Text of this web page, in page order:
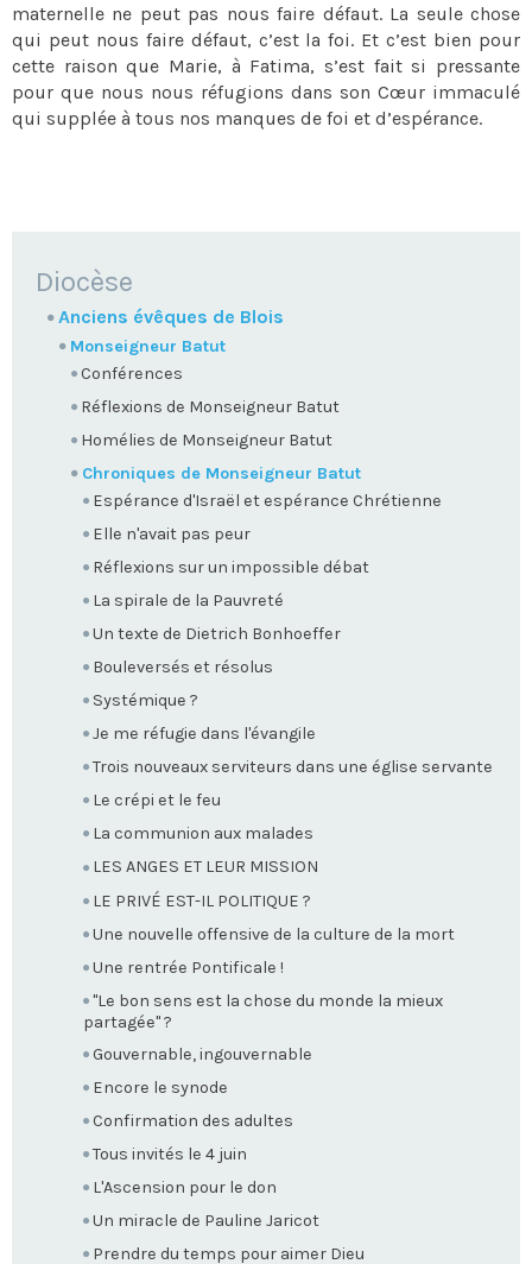
maternelle ne peut pas nous faire défaut. La seule chose
qui peut nous faire défaut, c’est la foi. Et c’est bien pour
cette raison que Marie, à Fatima, s’est fait si pressante
pour que nous nous réfugions dans son Cœur immaculé
qui supplée à tous nos manques de foi et d’espérance.
NAVIGATION
Diocèse
Anciens évêques de Blois
Monseigneur Batut
Conférences
Réflexions de Monseigneur Batut
Homélies de Monseigneur Batut
Chroniques de Monseigneur Batut
Espérance d'Israël et espérance Chrétienne
Elle n'avait pas peur
Réflexions sur un impossible débat
La spirale de la Pauvreté
Un texte de Dietrich Bonhoeffer
Bouleversés et résolus
Systémique ?
Je me réfugie dans l'évangile
Trois nouveaux serviteurs dans une église servante
Le crépi et le feu
La communion aux malades
LES ANGES ET LEUR MISSION
LE PRIVÉ EST-IL POLITIQUE ?
Une nouvelle offensive de la culture de la mort
Une rentrée Pontificale !
"Le bon sens est la chose du monde la mieux
partagée" ?
Gouvernable, ingouvernable
Encore le synode
Confirmation des adultes
Tous invités le 4 juin
L'Ascension pour le don
Un miracle de Pauline Jaricot
Prendre du temps pour aimer Dieu